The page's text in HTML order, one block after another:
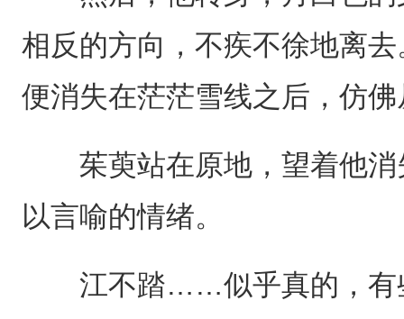
相反的方向，不疾不徐地离
便消失在茫茫雪线之后，仿
茱萸站在原地，望着他消
以言喻的情绪。
江不踏……似乎真的，有